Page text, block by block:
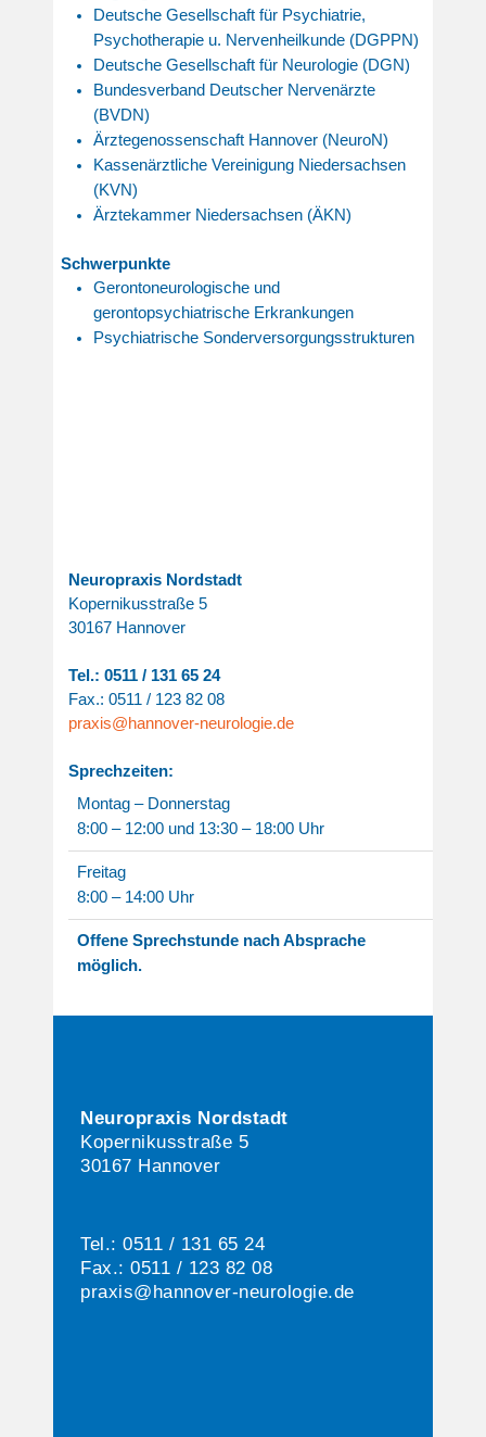
Deutsche Gesellschaft für Psychiatrie,
Psychotherapie u. Nervenheilkunde (DGPPN)
Deutsche Gesellschaft für Neurologie (DGN)
Bundesverband Deutscher Nervenärzte
(BVDN)
Ärztegenossenschaft Hannover (NeuroN)
Kassenärztliche Vereinigung Niedersachsen
(KVN)
Ärztekammer Niedersachsen (ÄKN)
Schwerpunkte
Gerontoneurologische und
gerontopsychiatrische Erkrankungen
Psychiatrische Sonderversorgungsstrukturen
Neuropraxis Nordstadt
Kopernikusstraße 5
30167 Hannover
Tel.: 0511 / 131 65 24
Fax.: 0511 / 123 82 08
praxis@hannover-neurologie.de
Sprechzeiten:
Montag – Donnerstag
8:00 – 12:00 und 13:30 – 18:00 Uhr
Freitag
8:00 – 14:00 Uhr
Offene Sprechstunde nach Absprache
möglich.
Neuropraxis Nordstadt
Kopernikusstraße 5
30167 Hannover
Tel.: 0511 / 131 65 24
Fax.: 0511 / 123 82 08
praxis@hannover-neurologie.de